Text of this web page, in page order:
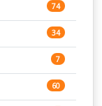
153
345
15
16
74
34
7
60